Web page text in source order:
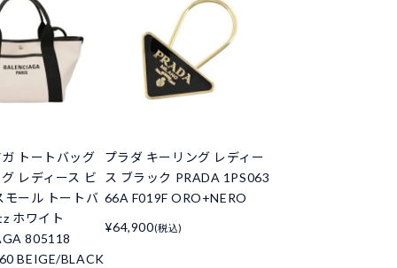
トートバッグ
レディース ビ
モール トートバ
ホワイト
805118
BEIGE/BLACK
プラダ キーリング レディー
ス ブラック PRADA 1PS063
66A F019F ORO+NERO
¥64,900(税込)